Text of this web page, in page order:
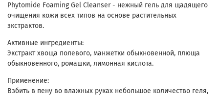
Phytomide Foaming Gel Cleanser - нежный гель для щадящего
очищения кожи всех типов на основе растительных
экстрактов.
Активные ингредиенты:
Экстракт хвоща полевого, манжетки обыкновенной, плюща
обыкновенного, ромашки, лимонная кислота.
Применение:
Взбить в пену во влажных руках небольшое количество геля,